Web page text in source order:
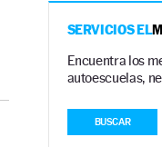
SERVICIOS EL
Encuentra los
autoescuelas,
BUSCAR